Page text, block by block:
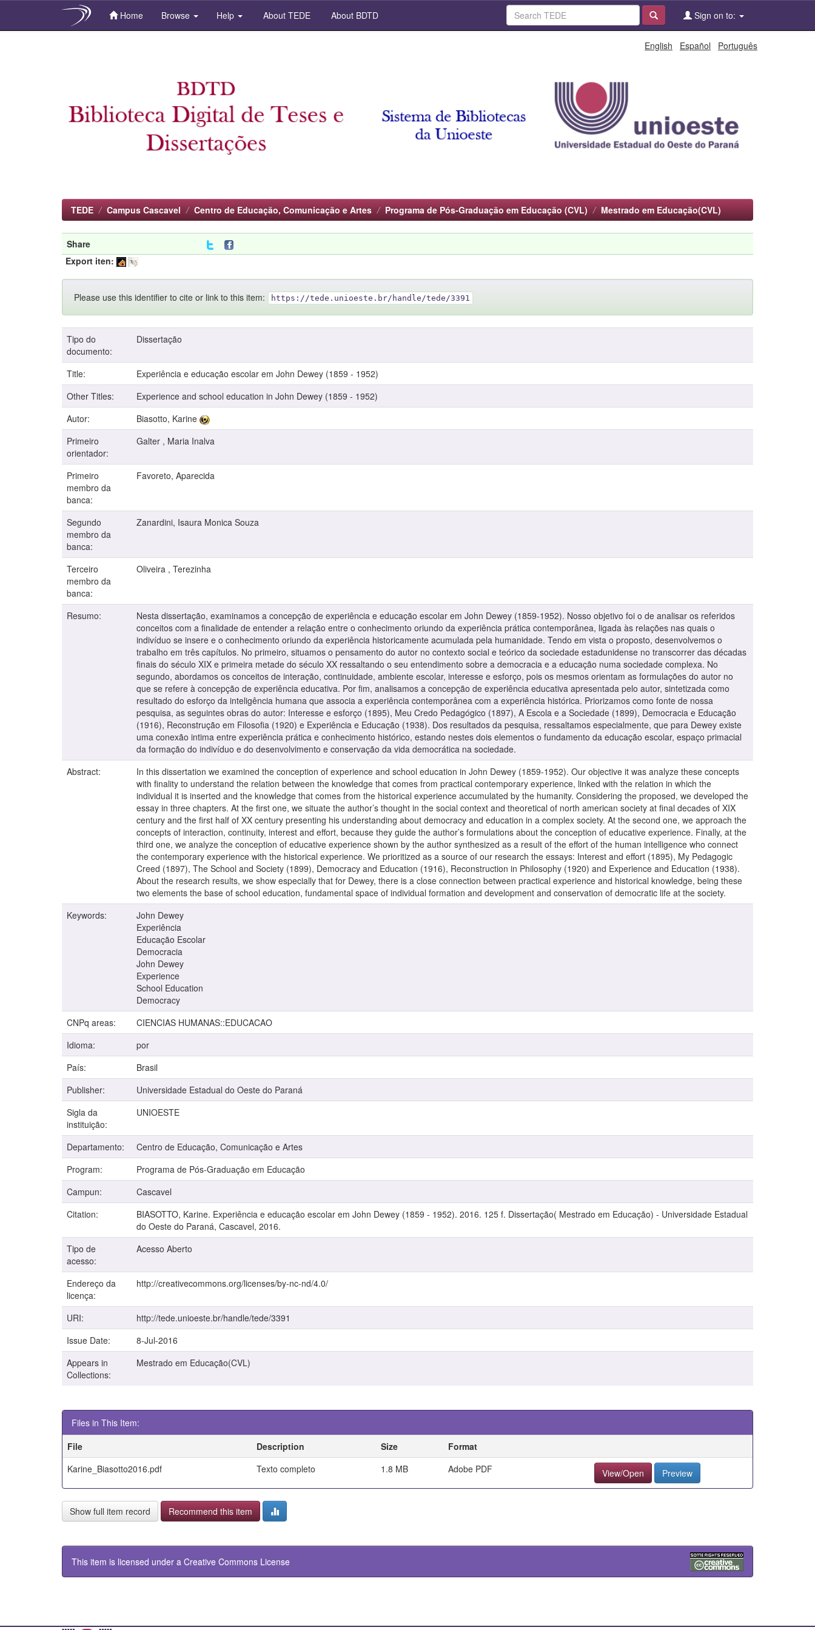
Home Browse Help About TEDE About BDTD Sign on to:
English Español Português
TEDE Campus Cascavel Centro de Educação, Comunicação e Artes Programa de Pós-Graduação em Educação (CVL) Mestrado em Educação(CVL)
Share
Export iten:
Please use this identifier to cite or link to this item: https://tede.unioeste.br/handle/tede/3391
Tipo do
documento:
Dissertação
Title:
Experiência e educação escolar em John Dewey (1859 - 1952)
Other Titles:
Experience and school education in John Dewey (1859 - 1952)
Autor:
Biasotto, Karine
Primeiro
orientador:
Galter , Maria Inalva
Primeiro
membro da
banca:
Favoreto, Aparecida
Segundo
membro da
banca:
Zanardini, Isaura Monica Souza
Terceiro
membro da
banca:
Oliveira , Terezinha
Resumo:
Nesta dissertação, examinamos a concepção de experiência e educação escolar em John Dewey (1859-1952). Nosso objetivo foi o de analisar os referidos
conceitos com a finalidade de entender a relação entre o conhecimento oriundo da experiência prática contemporânea, ligada às relações nas quais o
indivíduo se insere e o conhecimento oriundo da experiência historicamente acumulada pela humanidade. Tendo em vista o proposto, desenvolvemos o
trabalho em três capítulos. No primeiro, situamos o pensamento do autor no contexto social e teórico da sociedade estadunidense no transcorrer das décadas
finais do século XIX e primeira metade do século XX ressaltando o seu entendimento sobre a democracia e a educação numa sociedade complexa. No
segundo, abordamos os conceitos de interação, continuidade, ambiente escolar, interesse e esforço, pois os mesmos orientam as formulações do autor no
que se refere à concepção de experiência educativa. Por fim, analisamos a concepção de experiência educativa apresentada pelo autor, sintetizada como
resultado do esforço da inteligência humana que associa a experiência contemporânea com a experiência histórica. Priorizamos como fonte de nossa
pesquisa, as seguintes obras do autor: Interesse e esforço (1895), Meu Credo Pedagógico (1897), A Escola e a Sociedade (1899), Democracia e Educação
(1916), Reconstrução em Filosofia (1920) e Experiência e Educação (1938). Dos resultados da pesquisa, ressaltamos especialmente, que para Dewey existe
uma conexão intima entre experiência prática e conhecimento histórico, estando nestes dois elementos o fundamento da educação escolar, espaço primacial
da formação do indivíduo e do desenvolvimento e conservação da vida democrática na sociedade.
Abstract:
In this dissertation we examined the conception of experience and school education in John Dewey (1859-1952). Our objective it was analyze these concepts
with finality to understand the relation between the knowledge that comes from practical contemporary experience, linked with the relation in which the
individual it is inserted and the knowledge that comes from the historical experience accumulated by the humanity. Considering the proposed, we developed the
essay in three chapters. At the first one, we situate the author’s thought in the social context and theoretical of north american society at final decades of XIX
century and the first half of XX century presenting his understanding about democracy and education in a complex society. At the second one, we approach the
concepts of interaction, continuity, interest and effort, because they guide the author’s formulations about the conception of educative experience. Finally, at the
third one, we analyze the conception of educative experience shown by the author synthesized as a result of the effort of the human intelligence who connect
the contemporary experience with the historical experience. We prioritized as a source of our research the essays: Interest and effort (1895), My Pedagogic
Creed (1897), The School and Society (1899), Democracy and Education (1916), Reconstruction in Philosophy (1920) and Experience and Education (1938).
About the research results, we show especially that for Dewey, there is a close connection between practical experience and historical knowledge, being these
two elements the base of school education, fundamental space of individual formation and development and conservation of democratic life at the society.
Keywords:
John Dewey
Experiência
Educação Escolar
Democracia
John Dewey
Experience
School Education
Democracy
CNPq areas:
CIENCIAS HUMANAS::EDUCACAO
Idioma:
por
País:
Brasil
Publisher:
Universidade Estadual do Oeste do Paraná
Sigla da
instituição:
UNIOESTE
Departamento:
Centro de Educação, Comunicação e Artes
Program:
Programa de Pós-Graduação em Educação
Campun:
Cascavel
Citation:
BIASOTTO, Karine. Experiência e educação escolar em John Dewey (1859 - 1952). 2016. 125 f. Dissertação( Mestrado em Educação) - Universidade Estadual
do Oeste do Paraná, Cascavel, 2016.
Tipo de
acesso:
Acesso Aberto
Endereço da
licença:
http://creativecommons.org/licenses/by-nc-nd/4.0/
URI:
http://tede.unioeste.br/handle/tede/3391
Issue Date:
8-Jul-2016
Appears in
Collections:
Mestrado em Educação(CVL)
Files in This Item:
File
Description Size
Format
Karine_Biasotto2016.pdf
Texto completo 1.8 MB Adobe PDF View/Open Preview
Show full item record Recommend this item
This item is licensed under a Creative Commons License